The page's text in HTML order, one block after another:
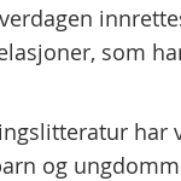
som
og